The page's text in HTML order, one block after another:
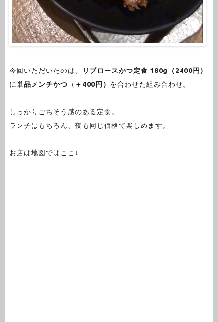
今回いただいたのは、
リブロースかつ定食 180g（2400円）
に単品メンチかつ（＋400円） を合わせた組み合わせ。
しっかりごちそう感のある定食。
ランチはもちろん、夜も同じ価格で楽しめます。
お店は地図ではここ↓